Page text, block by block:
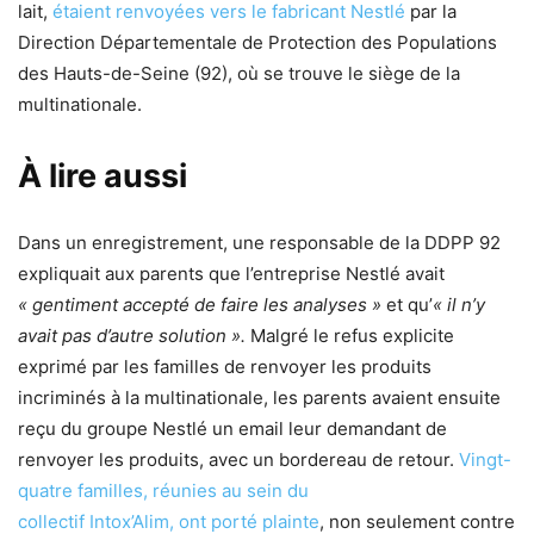
lait, étaient renvoyées vers le fabricant Nestlé par la
Direction Départementale de Protection des Populations
des Hauts-de-Seine (92), où se trouve le siège de la
multinationale.
À lire aussi
Dans un enregistrement, une responsable de la DDPP 92
expliquait aux parents que l’entreprise Nestlé avait
« gentiment accepté de faire les analyses » et qu’« il n’y
avait pas d’autre solution ». Malgré le refus explicite
exprimé par les familles de renvoyer les produits
incriminés à la multinationale, les parents avaient ensuite
reçu du groupe Nestlé un email leur demandant de
renvoyer les produits, avec un bordereau de retour. Vingt-
quatre familles, réunies au sein du
collectif Intox’Alim, ont porté plainte, non seulement contre